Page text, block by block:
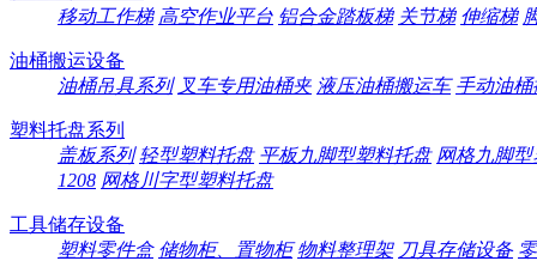
移动工作梯 高空作业平台 铝合金踏板梯 关节梯 伸缩梯
油桶搬运设备
油桶吊具系列 叉车专用油桶夹 液压油桶搬运车 手动油
塑料托盘系列
盖板系列 轻型塑料托盘 平板九脚型塑料托盘 网格九脚
1208 网格川字型塑料托盘
工具储存设备
塑料零件盒 储物柜、置物柜 物料整理架 刀具存储设备